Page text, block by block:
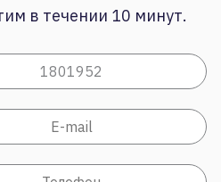
в течении 10 минут.